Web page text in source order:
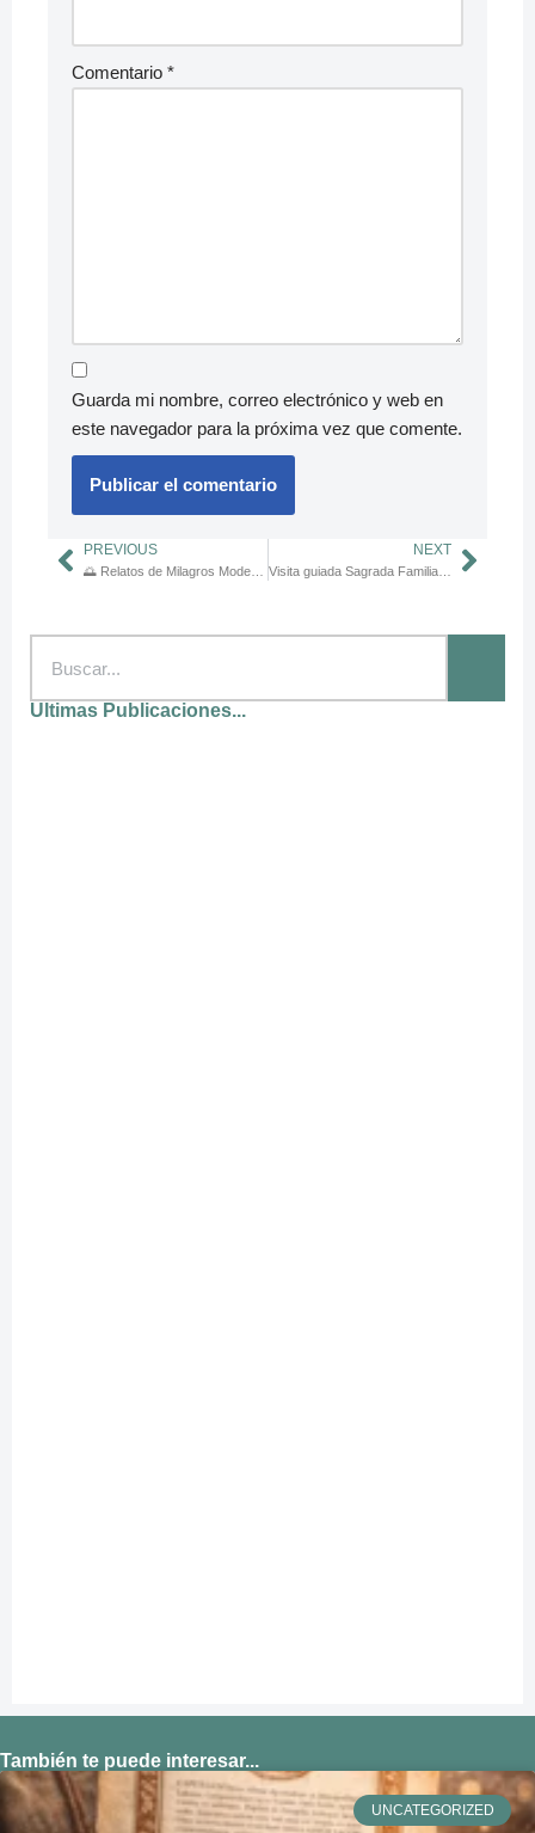
Comentario *
Guarda mi nombre, correo electrónico y web en
este navegador para la próxima vez que comente.
PREVIOUS NEXT
Visita guiada Sagrada Familia Barcelona: Vive la espiritualidad y el arte sin colas
Ultimas Publicaciones...
También te puede interesar...
UNCATEGORIZED